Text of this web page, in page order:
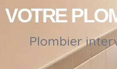
VOTRE
Plombier